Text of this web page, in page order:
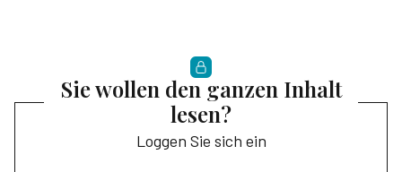
Sie wollen den ganzen Inhalt
lesen?
Loggen Sie sich ein